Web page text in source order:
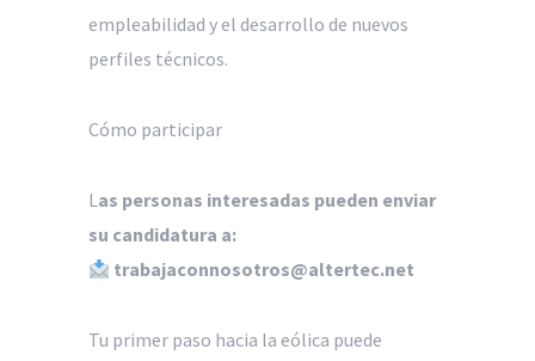
empleabilidad y el desarrollo de nuevos
perfiles técnicos.
Cómo participar
Las personas interesadas pueden enviar
su candidatura a:
trabajaconnosotros@altertec.net
Tu primer paso hacia la eólica puede